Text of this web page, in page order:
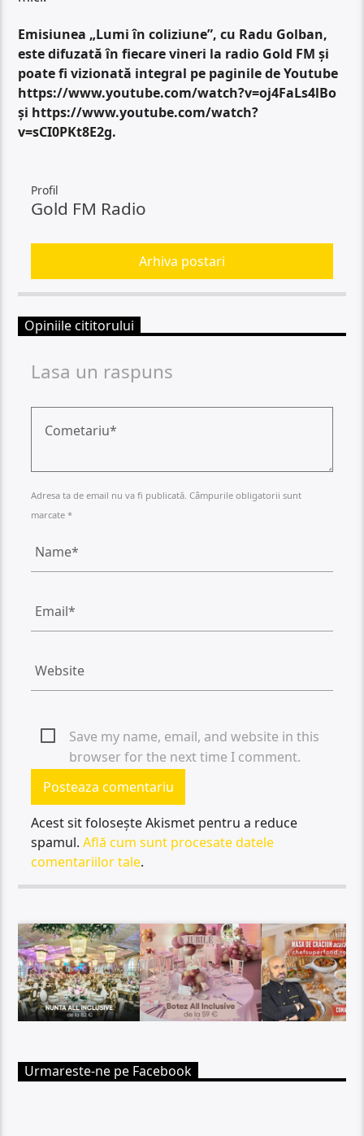
Emisiunea „Lumi în coliziune”, cu Radu Golban,
este difuzată în fiecare vineri la radio Gold FM și
poate fi vizionată integral pe paginile de Youtube
https://www.youtube.com/watch?v=oj4FaLs4lBo
și https://www.youtube.com/watch?
v=sCI0PKt8E2g.
Profil
Gold FM Radio
Arhiva postari
Opiniile cititorului
Lasa un raspuns
Adresa ta de email nu va fi publicată. Câmpurile obligatorii sunt
marcate *
Save my name, email, and website in this
browser for the next time I comment.
Acest sit folosește Akismet pentru a reduce
spamul.Află cum sunt procesate datele
comentariilor tale.
Urmareste-ne pe Facebook